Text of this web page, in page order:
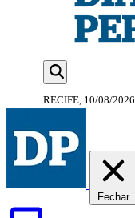
RECIFE, 10/08/2026
Fechar